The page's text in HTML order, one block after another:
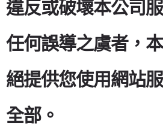
違反或破壞本公司
任何誤導之虞者，
絕提供您使用網站
全部。